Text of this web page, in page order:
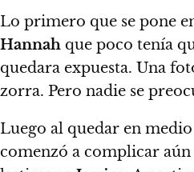
Lo primero que se pone
Hannah que poco tenía
quedara expuesta. Una
zorra. Pero nadie se
Luego al quedar en
comenzó a complicar aún